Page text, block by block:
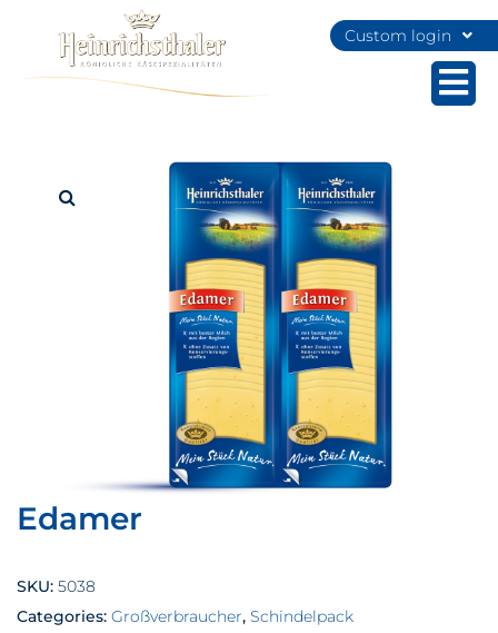
Custom login
Edamer
SKU: 5038
Categories: Großverbraucher, Schindelpack